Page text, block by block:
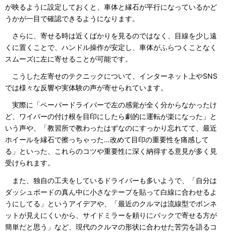
が映るように設定しておくと、車体と縁石が平行になっているかど
うかが一目で確認できるようになります。
さらに、寄せる時は近くばかりを見るのではなく、目線を少し遠
くに置くことで、ハンドル操作が安定し、車体がふらつくことなく
スムーズに左に寄せることが可能です。
こうした左寄せのテクニックについて、インターネット上やSNS
では様々な反響や実体験の声が寄せられています。
実際に「ペーパードライバーで左の感覚が全く分からなかったけ
ど、ワイパーの付け根を目印にしたら劇的に運転が楽になった」と
いう声や、「教習所で教わったはずなのにすっかり忘れてて、最近
ホイールを縁石で擦っちゃった…改めて目印の重要性を痛感して
る」といった、これらのコツや重要性に深く納得する意見が多く見
受けられます。
また、独自の工夫をしているドライバーも多いようで、「自分は
ダッシュボードの真ん中に小さなテープを貼って白線に合わせるよ
うにしてる」というアイデアや、「最近のクルマは流線型でボンネ
ットが見えにくいから、サイドミラーを頼りにバックで寄せる方が
簡単だと思う」など、現代のクルマの形状に合わせた苦労を語るコ